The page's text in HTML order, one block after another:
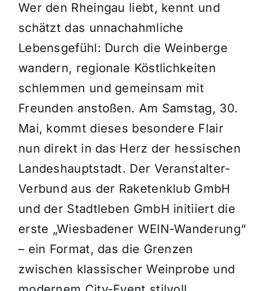
Wer den Rheingau liebt, kennt und
schätzt das unnachahmliche
Lebensgefühl: Durch die Weinberge
wandern, regionale Köstlichkeiten
schlemmen und gemeinsam mit
Freunden anstoßen. Am Samstag, 30.
Mai, kommt dieses besondere Flair
nun direkt in das Herz der hessischen
Landeshauptstadt. Der Veranstalter-
Verbund aus der Raketenklub GmbH
und der Stadtleben GmbH initiiert die
erste „Wiesbadener WEIN-Wanderung“
– ein Format, das die Grenzen
zwischen klassischer Weinprobe und